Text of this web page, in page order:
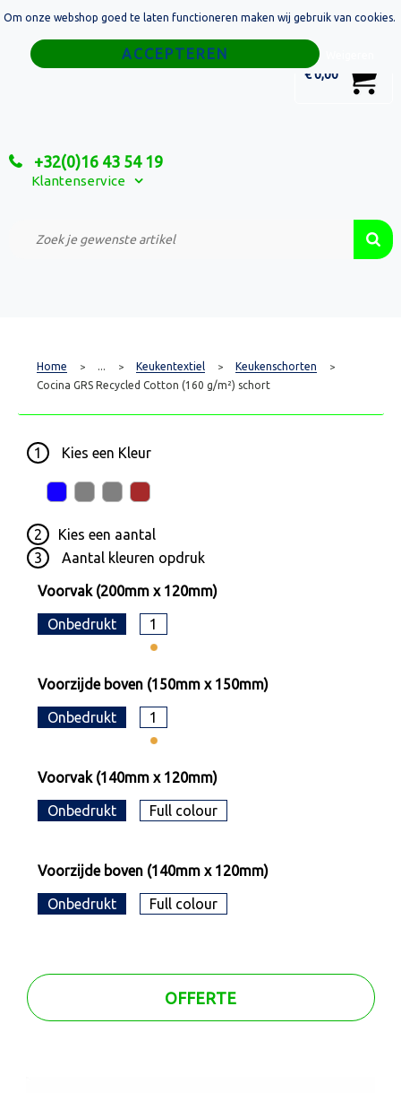
€ 0,00
+32(0)16 43 54 19
Klantenservice
Home
Relatiegeschenken
Custom Made Projecten
Home > ... > Keukentextiel > Keukenschorten >
Cocina GRS Recycled Cotton (160 g/m²) schort
1 Kies een Kleur
2 Kies een aantal
3
Aantal kleuren opdruk
Voorvak (200mm x 120mm)
Onbedrukt 1
Voorzijde boven (150mm x 150mm)
Onbedrukt 1
Voorvak (140mm x 120mm)
Onbedrukt Full colour
Voorzijde boven (140mm x 120mm)
Onbedrukt Full colour
OFFERTE
Om onze webshop goed te laten functioneren maken wij gebruik van cookies.